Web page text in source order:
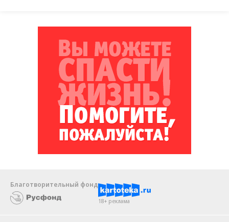
Благотворительный фонд
18+ реклама